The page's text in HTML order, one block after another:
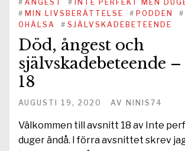
# ÅNGEST #
INTE PERFEKT MEN
# MIN LIVSBERÄTTELSE # PODDEN #
OHÄLSA
# SJÄLVSKADEBETEENDE
Död, ångest och
självskadebeteende
18
AUGUSTI 19, 2020 AV NINIS74
Välkommen till avsnitt 18 av Inte
duger ändå. I förra avsnittet skrev